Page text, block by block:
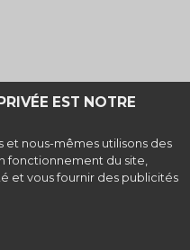
EST NOTRE
nous-mêmes utilisons des
fonctionnement du site,
et vous fournir des publicités